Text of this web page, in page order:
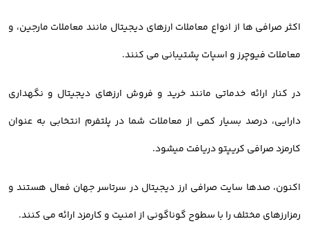
اکثر صرافی ها از انواع معاملات ارزهای دیجیتال مانند معاملات مارجین، و
معاملات فیوچرز و اسپات پشتیبانی می کنند.
در کنار ارائه خدماتی مانند خرید و فروش ارزهای دیجیتال و نگهداری
دارایی، درصد بسیار کمی از معاملات شما در پلتفرم انتخابی به عنوان
کارمزد صرافی کریپتو دریافت میشود.
اکنون، صدها سایت صرافی ارز دیجیتال در سرتاسر جهان فعال هستند و
رمزارزهای مختلف را با سطوح گوناگونی از امنیت و کارمزد ارائه می کنند.